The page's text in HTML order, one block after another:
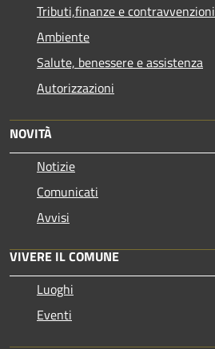
Tributi,finanze e contravvenzioni
Ambiente
Salute, benessere e assistenza
Autorizzazioni
NOVITÀ
Notizie
Comunicati
Avvisi
VIVERE IL COMUNE
Luoghi
Eventi